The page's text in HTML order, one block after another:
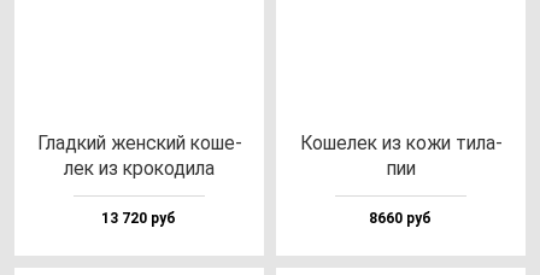
Глад­кий жен­ский ко­ше­
лек из кро­ко­ди­ла
13 720 руб
Коше­лек из ко­жи ти­ла­
пии
8660 руб